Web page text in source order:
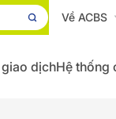
Về ACBS
dịchHệ thống